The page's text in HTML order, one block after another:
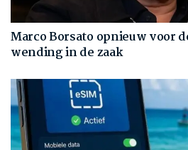
Marco Borsato opnieuw voor
wending in de zaak